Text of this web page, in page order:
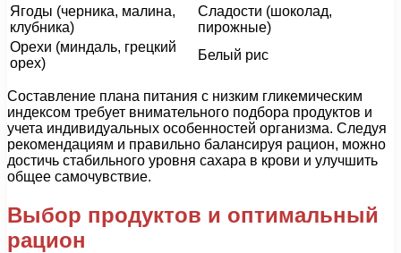
Ягоды (черника, малина,
клубника)
Сладости (шоколад,
пирожные)
Орехи (миндаль, грецкий
орех)
Белый рис
Составление плана питания с низким гликемическим
индексом требует внимательного подбора продуктов и
учета индивидуальных особенностей организма. Следуя
рекомендациям и правильно балансируя рацион, можно
достичь стабильного уровня сахара в крови и улучшить
общее самочувствие.
Выбор продуктов и оптимальный
рацион